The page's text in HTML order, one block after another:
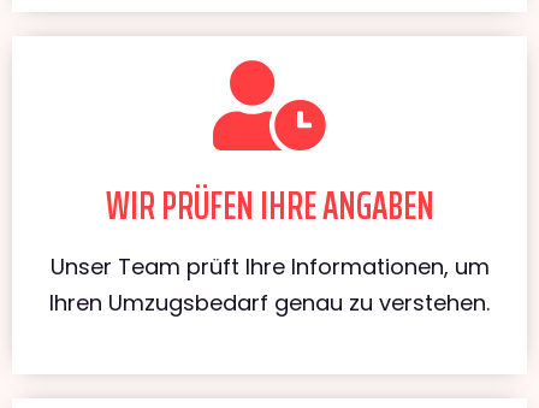
WIR PRÜFEN IHRE ANGABEN
Unser Team prüft Ihre Informationen, um
Ihren Umzugsbedarf genau zu verstehen.